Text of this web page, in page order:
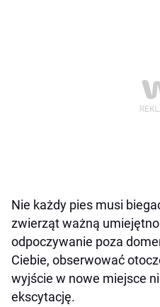
Nie każdy pies musi
zwierząt ważną
odpoczywanie poza
Ciebie, obserwować
wyjście w nowe miejsce
ekscytację.